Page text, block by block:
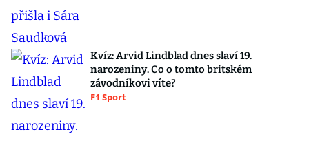
Kvíz: Arvid Lindblad dnes slaví 19.
narozeniny. Co o tomto britském
závodníkovi víte?
F1 Sport